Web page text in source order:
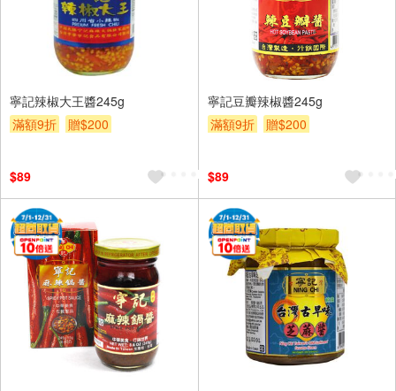
寧記辣椒大王醬245g
滿額9折
贈$200
$89
寧記豆瓣辣椒醬245g
滿額9折
贈$200
$89